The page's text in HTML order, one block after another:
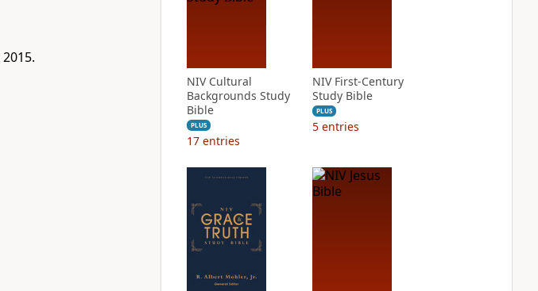
2015.
NIV Cultural
Backgrounds Study
Bible
PLUS
17 entries
NIV First-Century
Study Bible
PLUS
5 entries